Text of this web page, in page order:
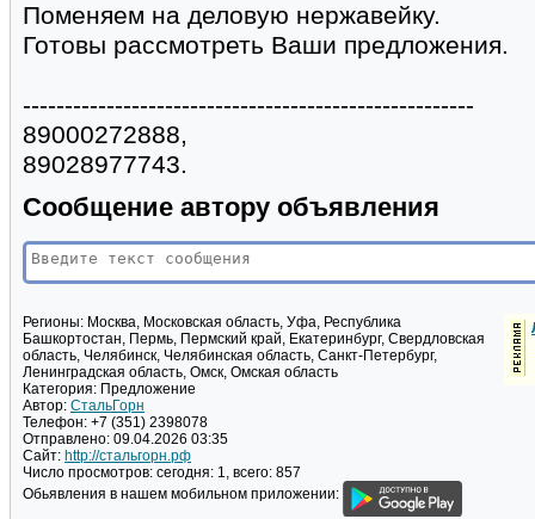
Поменяем на деловую нержавейку.
Готовы рассмотреть Ваши предложения.
------------------------------------------------------
89000272888,
89028977743.
Сообщение автору объявления
Регионы: Москва, Московская область, Уфа, Республика
Башкортостан, Пермь, Пермский край, Екатеринбург, Свердловская
область, Челябинск, Челябинская область, Санкт-Петербург,
Ленинградская область, Омск, Омская область
Категория: Предложение
Автор: СтальГорн
Телефон: +7 (351) 2398078
Отправлено: 09.04.2026 03:35
Сайт: http://стальгорн.рф
Число просмотров: сегодня: 1, всего: 857
Обьявления в нашем мобильном приложении: